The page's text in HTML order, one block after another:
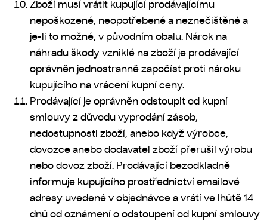
Zboží musí vrátit kupující prodávajícímu
nepoškozené, neopotřebené a neznečištěné a
je-li to možné, v původním obalu. Nárok na
náhradu škody vzniklé na zboží je prodávající
oprávněn jednostranně započíst proti nároku
kupujícího na vrácení kupní ceny.
Prodávající je oprávněn odstoupit od kupní
smlouvy z důvodu vyprodání zásob,
nedostupnosti zboží, anebo když výrobce,
dovozce anebo dodavatel zboží přerušil výrobu
nebo dovoz zboží. Prodávající bezodkladně
informuje kupujícího prostřednictví emailové
adresy uvedené v objednávce a vrátí ve lhůtě 14
dnů od oznámení o odstoupení od kupní smlouvy